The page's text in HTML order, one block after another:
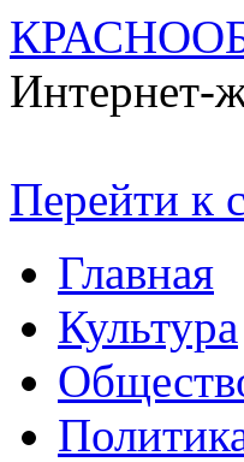
Интернет-
Перейти к
Главная
Культура